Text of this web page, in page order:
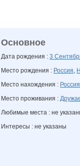
Основное
Дата рождения : 3
Место рождения : Россия,
Место нахождения : Россия
Место проживания :
Любимые места : не
Интересы : не указаны